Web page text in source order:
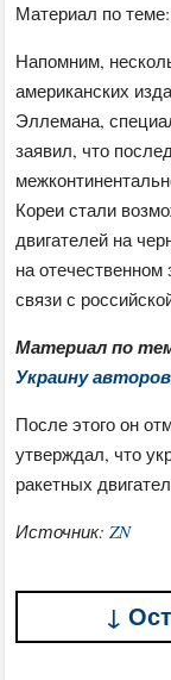
Материал по теме:
Напомним,
американских
Эллемана,
заявил, что
Кореи стали
двигателей на
на отечественном
связи с
Материал по
Украину
После этого он
утверждал, что
ракетных
Источник:ZN
↓